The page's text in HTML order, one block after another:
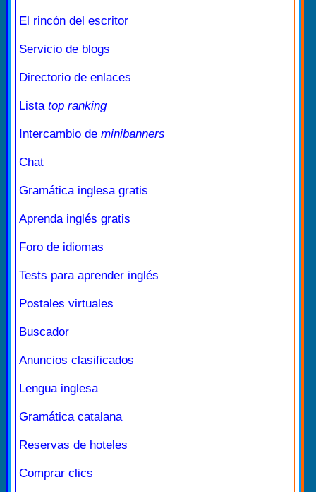
El rincón del escritor
Servicio de blogs
Directorio de enlaces
Lista top ranking
Intercambio de minibanners
Chat
Gramática inglesa gratis
Aprenda inglés gratis
Foro de idiomas
Tests para aprender inglés
Postales virtuales
Buscador
Anuncios clasificados
Lengua inglesa
Gramática catalana
Reservas de hoteles
Comprar clics